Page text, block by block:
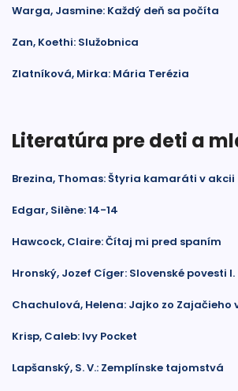
Warga, Jasmine: Každý deň sa počíta
Zan, Koethi: Služobnica
Zlatníková, Mirka: Mária Terézia
Literatúra pre deti a
Brezina, Thomas: Štyria kamaráti v akcii
Edgar, Silène: 14-14
Hawcock, Claire: Čítaj mi pred spaním
Hronský, Jozef Cíger: Slovenské povesti I.
Chachulová, Helena: Jajko zo Zajačieho
Krisp, Caleb: Ivy Pocket
Lapšanský, S. V.: Zemplínske tajomstvá